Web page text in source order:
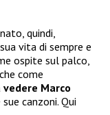
quindi,
vita di sempre e
ospite sul palco,
come
Marco
canzoni. Qui